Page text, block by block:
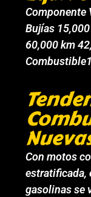
Componente
Bujías
60,000 km
Con motos
estratificada,
gasolinas se